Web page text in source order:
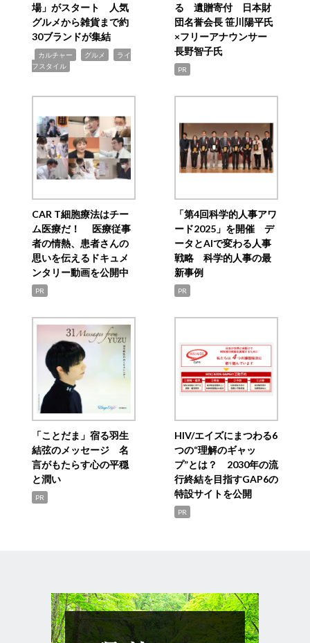
場」がスタート 人気
グルメから雑貨まで約
30ブランドが集結
カルチャー グルメ
ライ
フスタイル
る 遺贈寄付 日本財
団名誉会長 笹川陽平氏
×フリーアナウンサー
長野智子氏
PR
CAR T細胞療法はチー
ム医療だ！ 医療従事
者の情熱、患者さんの
思いを伝えるドキュメ
ンタリー動画を公開中
PR
「第4回科学的人事アワ
ード2025」を開催 デ
ータとAIで変わる人事
戦略 科学的人事の最
新事例
PR
「ことだま」宿る羽生
結弦のメッセージ 名
言がもたらす心の平穏
と潤い
PR
HIV/エイズにまつわる6
つの“理解のギャッ
プ”とは？ 2030年の流
行終結を目指すGAP6の
特設サイトを公開
PR